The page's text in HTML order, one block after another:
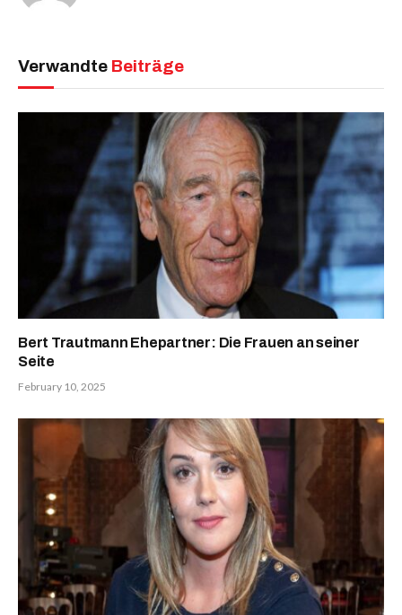
Verwandte Beiträge
Bert Trautmann Ehepartner: Die Frauen an seiner
Seite
February 10, 2025